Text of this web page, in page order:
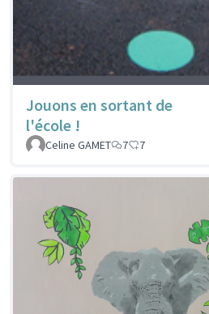
Jouons en sortant de
l'école !
Celine GAMET
7 7